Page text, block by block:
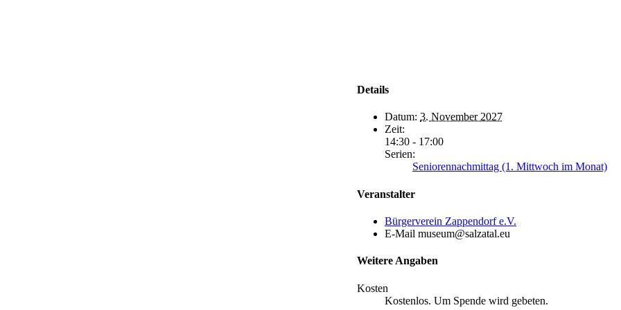
Details
Datum: 3. November 2027
Zeit:
14:30 - 17:00
Serien:
Seniorennachmittag (1. Mittwoch im Monat)
Veranstalter
Bürgerverein Zappendorf e.V.
E-Mail museum@salzatal.eu
Weitere Angaben
Kosten
Kostenlos. Um Spende wird gebeten.